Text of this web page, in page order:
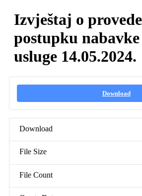
Izvještaj o
postupku nabavke
usluge 14.05.2024.
Download
Download
File Size
File Count